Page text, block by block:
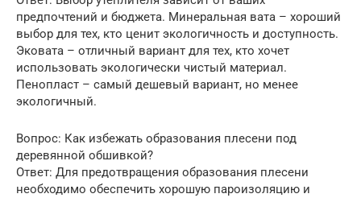
предпочтений и бюджета. Минеральная вата – хороший
выбор для тех, кто ценит экологичность и доступность.
Эковата – отличный вариант для тех, кто хочет
использовать экологически чистый материал.
Пенопласт – самый дешевый вариант, но менее
экологичный.
Вопрос: Как избежать образования плесени под
деревянной обшивкой?
Ответ: Для предотвращения образования плесени
необходимо обеспечить хорошую пароизоляцию и